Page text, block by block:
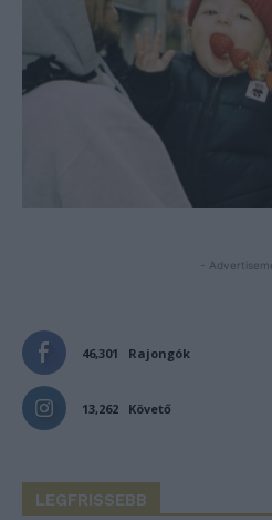
-
46,301 Rajongók
13,262 Követő
LEGFRISSEBB